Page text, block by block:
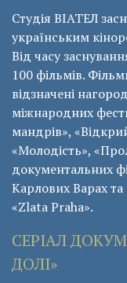
Студія ВІАТЕЛ
українським
Від часу
100 фільмів.
відзначені
міжнародних
мандрів»,
«Молодість»,
документальних
Карлових Варах
«Zlata Praha».
СЕРІАЛ
ДОЛІ»